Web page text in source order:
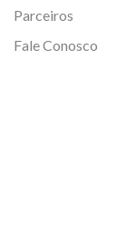
Parceiros
Fale Conosco